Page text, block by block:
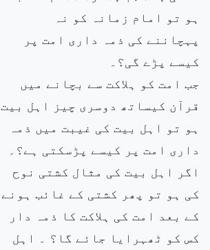
ہو تو امام زمانہ کو نہ
پہچاننے کی ذمہ داری امت پر
کیسے پڑے گی؟۔
جب امت کو ہلاکت سے بچانے میں
قرآن کیساتھ دوسری چیز اہل بیت
ہو تو اہل بیت کی غیبت میں ذمہ
داری امت پر کیسے پڑسکتی ہے؟۔
اگر اہل بیت کی مثال کشتی نوح
کی ہو تو پھر کشتی کے غائب ہونے
کے بعد امت کی ہلاکت کا ذمہ دار
کس کو ٹھہرایا جائے گا؟ ۔ اہل